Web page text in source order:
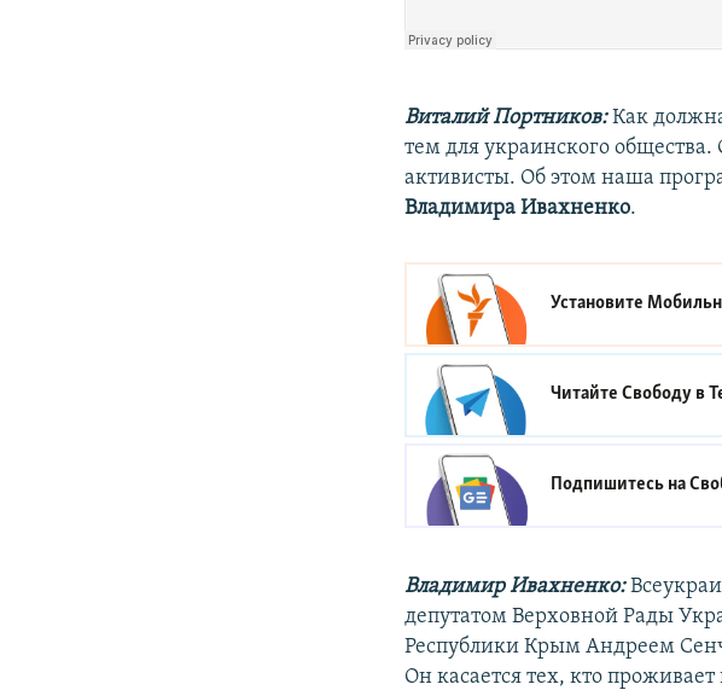
Виталий Портников:Как
тем для украинского
активисты. Об этом наша
Владимира Ивахненко.
Установите
Читайте Свободу в
Подпишитесь на
Владимир Ивахненко:
депутатом Верховной Рады
Республики Крым Андреем
Он касается тех, кто